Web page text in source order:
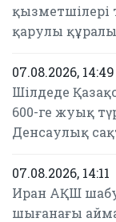
қызметшілері
қарулы
07.08.2026, 14:49
Шілдеде
600-ге жуық
Денсаулық
07.08.2026, 14:11
Иран АҚШ
шығанағы